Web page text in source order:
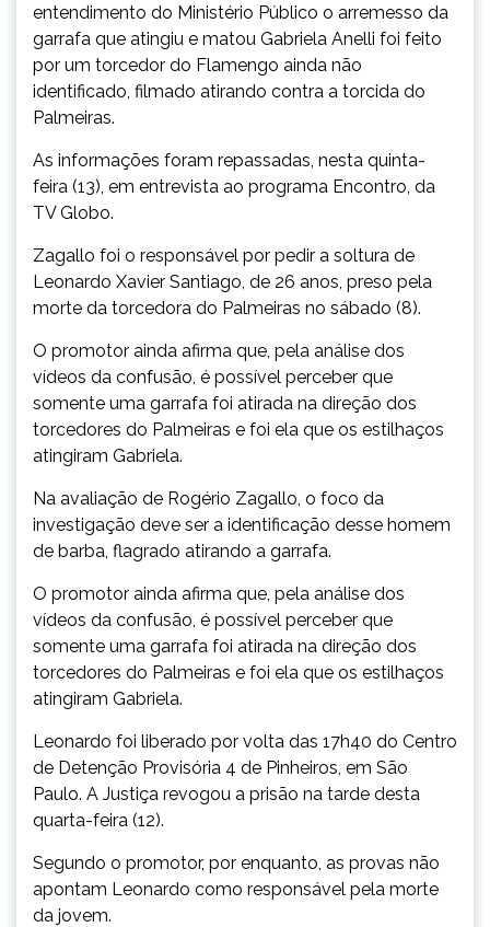
entendimento do Ministério Público o arremesso da
garrafa que atingiu e matou Gabriela Anelli foi feito
por um torcedor do Flamengo ainda não
identificado, filmado atirando contra a torcida do
Palmeiras.
As informações foram repassadas, nesta quinta-
feira (13), em entrevista ao programa Encontro, da
TV Globo.
Zagallo foi o responsável por pedir a soltura de
Leonardo Xavier Santiago, de 26 anos, preso pela
morte da torcedora do Palmeiras no sábado (8).
O promotor ainda afirma que, pela análise dos
vídeos da confusão, é possível perceber que
somente uma garrafa foi atirada na direção dos
torcedores do Palmeiras e foi ela que os estilhaços
atingiram Gabriela.
Na avaliação de Rogério Zagallo, o foco da
investigação deve ser a identificação desse homem
de barba, flagrado atirando a garrafa.
O promotor ainda afirma que, pela análise dos
vídeos da confusão, é possível perceber que
somente uma garrafa foi atirada na direção dos
torcedores do Palmeiras e foi ela que os estilhaços
atingiram Gabriela.
Leonardo foi liberado por volta das 17h40 do Centro
de Detenção Provisória 4 de Pinheiros, em São
Paulo. A Justiça revogou a prisão na tarde desta
quarta-feira (12).
Segundo o promotor, por enquanto, as provas não
apontam Leonardo como responsável pela morte
da jovem.